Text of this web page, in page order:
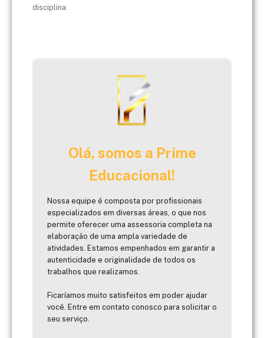
disciplina.
Olá, somos a Prime
Educacional!
Nossa equipe é composta por profissionais
especializados em diversas áreas, o que nos
permite oferecer uma assessoria completa na
elaboração de uma ampla variedade de
atividades. Estamos empenhados em garantir a
autenticidade e originalidade de todos os
trabalhos que realizamos.
Ficaríamos muito satisfeitos em poder ajudar
você. Entre em contato conosco para solicitar o
seu serviço.